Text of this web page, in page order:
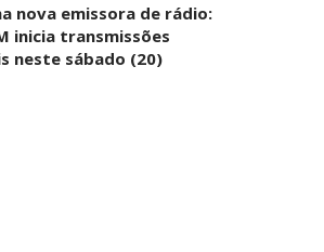
nova emissora de rádio:
inicia transmissões
neste sábado (20)